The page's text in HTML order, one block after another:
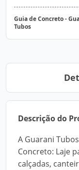
Guia de Concreto -
Tubos
Descrição do
A Guarani
Concreto: Laje
calçadas,